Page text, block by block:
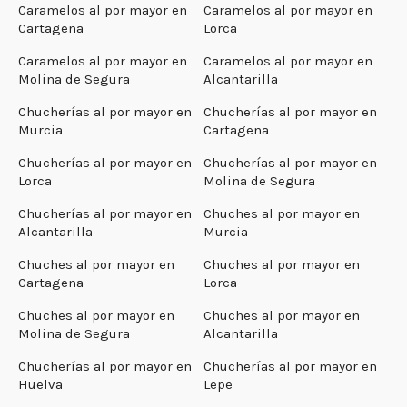
Caramelos al por mayor en
Cartagena
Caramelos al por mayor en
Lorca
Caramelos al por mayor en
Molina de Segura
Caramelos al por mayor en
Alcantarilla
Chucherías al por mayor en
Murcia
Chucherías al por mayor en
Cartagena
Chucherías al por mayor en
Lorca
Chucherías al por mayor en
Molina de Segura
Chucherías al por mayor en
Alcantarilla
Chuches al por mayor en
Murcia
Chuches al por mayor en
Cartagena
Chuches al por mayor en
Lorca
Chuches al por mayor en
Molina de Segura
Chuches al por mayor en
Alcantarilla
Chucherías al por mayor en
Huelva
Chucherías al por mayor en
Lepe